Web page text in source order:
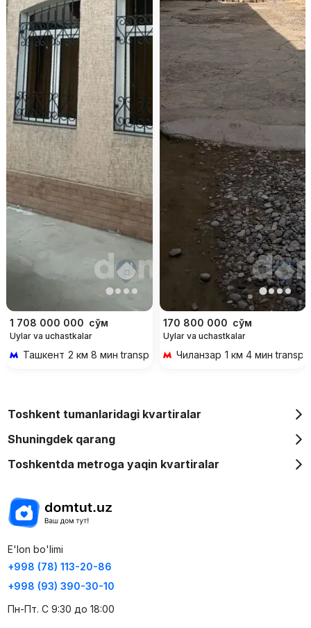
1 708 000 000 сўм
Uylar va uchastkalar
Ташкент 2 км 8 мин transportda
170 800 000 сўм
Uylar va uchastkalar
Чиланзар 1 км 4 мин
Toshkent tumanlaridagi kvartiralar
Shuningdek qarang
Toshkentda metroga yaqin kvartiralar
E'lon bo'limi
+998 (78) 113-20-86
+998 (93) 390-30-10
Пн-Пт. С 9:30 до 18:00